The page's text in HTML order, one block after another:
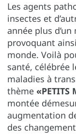
Les agents
insectes et
année plus
provoquant
monde. Voilà
santé, célébrée
maladies à
thème «PETITS
montée
augmentation
des